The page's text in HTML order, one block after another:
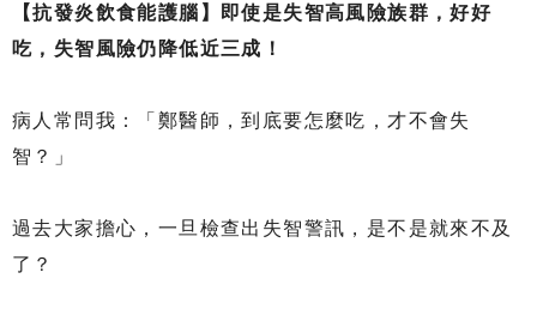
【抗發炎飲食能護腦】即使是失智高風險族群，好好
吃，失智風險仍降低近三成！
病人常問我：「鄭醫師，到底要怎麼吃，才不會失
智？」
過去大家擔心，一旦檢查出失智警訊，是不是就來不及
了？